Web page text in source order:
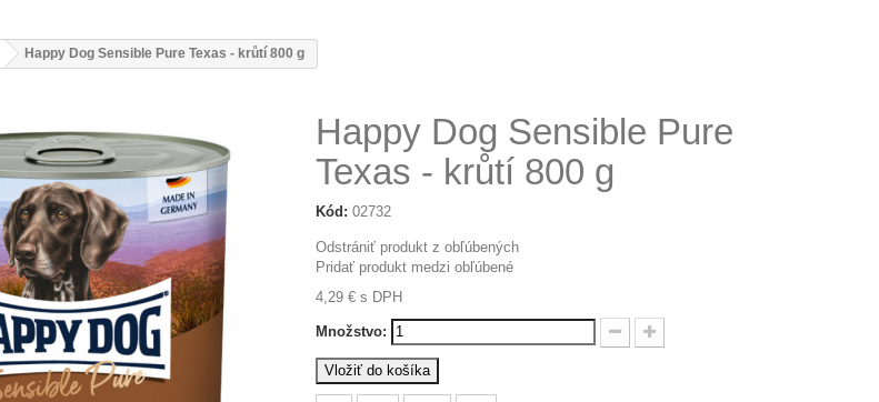
Happy Dog Sensible Pure Texas - krůtí 800 g
Happy Dog Sensible Pure
Texas - krůtí 800 g
Kód: 02732
Odstrániť produkt z obľúbených
Pridať produkt medzi obľúbené
4,29 € s DPH
Množstvo:
Vložiť do košíka